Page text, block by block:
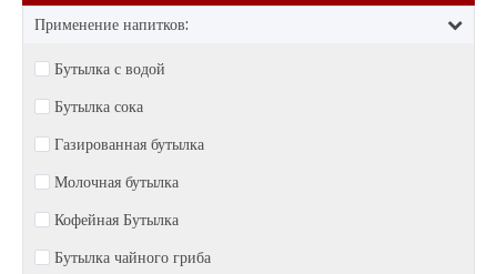
Применение напитков:
Бутылка с водой
Бутылка сока
Газированная бутылка
Молочная бутылка
Кофейная Бутылка
Бутылка чайного гриба